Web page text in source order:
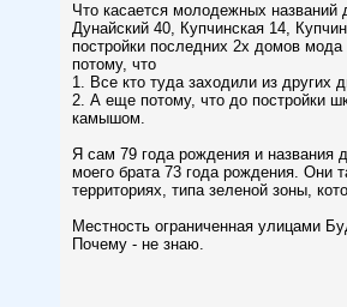
Что касается молодежных названий
Дунайский 40, Купчинская 14,
постройки последних 2х домов
потому, что
1. Все кто туда заходили из других
2. А еще потому, что до постройки
камышом.
Я сам 79 года рождения и названия
моего брата 73 года рождения. Они
территориях, типа зеленой зоны,
Местность ограниченная улицами
Почему - не знаю.